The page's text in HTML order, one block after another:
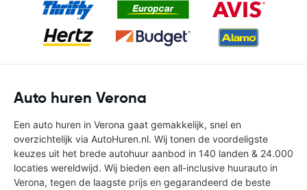
Auto huren Verona
Een auto huren in Verona gaat gemakkelijk, snel en
overzichtelijk via AutoHuren.nl. Wij tonen de voordeligste
keuzes uit het brede autohuur aanbod in 140 landen & 24.000
locaties wereldwijd. Wij bieden een all-inclusive huurauto in
Verona, tegen de laagste prijs en gegarandeerd de beste